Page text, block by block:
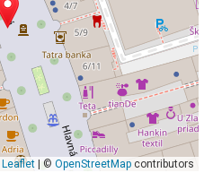
Leaflet| © OpenStreetMapcontributors